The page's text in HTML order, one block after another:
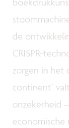
de
CRISPR-
zorgen in het
continent’
onzekerheid
economische